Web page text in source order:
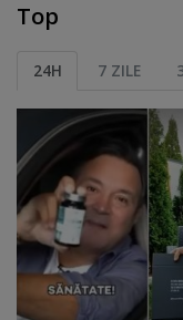
Top
24H 7 ZILE